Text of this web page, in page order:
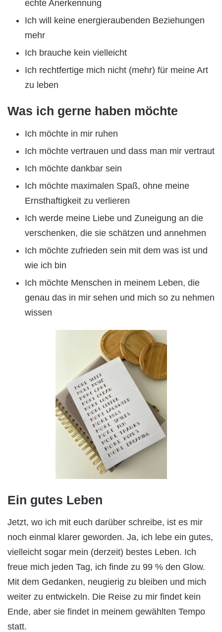
echte Anerkennung
Ich will keine energieraubenden Beziehungen
mehr
Ich brauche kein vielleicht
Ich rechtfertige mich nicht (mehr) für meine Art
zu leben
Was ich gerne haben möchte
Ich möchte in mir ruhen
Ich möchte vertrauen und dass man mir vertraut
Ich möchte dankbar sein
Ich möchte maximalen Spaß, ohne meine
Ernsthaftigkeit zu verlieren
Ich werde meine Liebe und Zuneigung an die
verschenken, die sie schätzen und annehmen
Ich möchte zufrieden sein mit dem was ist und
wie ich bin
Ich möchte Menschen in meinem Leben, die
genau das in mir sehen und mich so zu nehmen
wissen
Ein gutes Leben
Jetzt, wo ich mit euch darüber schreibe, ist es mir
noch einmal klarer geworden. Ja, ich lebe ein gutes,
vielleicht sogar mein (derzeit) bestes Leben. Ich
freue mich jeden Tag, ich finde zu 99 % den Glow.
Mit dem Gedanken, neugierig zu bleiben und mich
weiter zu entwickeln. Die Reise zu mir findet kein
Ende, aber sie findet in meinem gewählten Tempo
statt.